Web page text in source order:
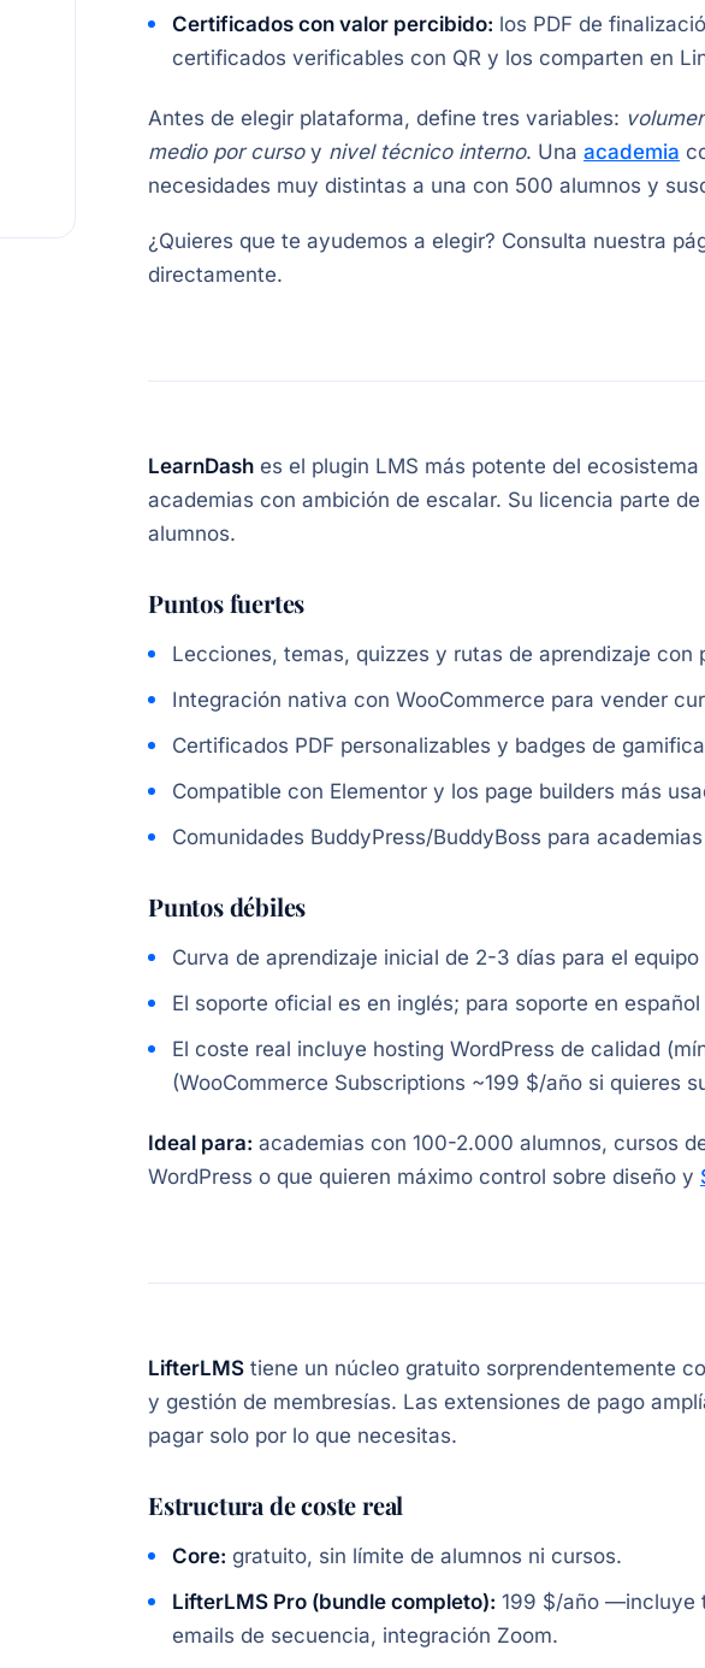
Certificados con valor percibido: los PDF de
certificados verificables con QR y los comparten en
Antes de elegir plataforma, define tres variables:
medio por cursoy nivel técnico interno. Una academia
necesidades muy distintas a una con 500 alumnos y
¿Quieres que te ayudemos a elegir? Consulta nuestra
directamente.
LearnDash es el plugin LMS más potente del
academias con ambición de escalar. Su licencia parte de
alumnos.
Puntos fuertes
Lecciones, temas, quizzes y rutas de aprendizaje con
Integración nativa con WooCommerce para vender
Certificados PDF personalizables y badges de
Compatible con Elementor y los page builders más
Comunidades BuddyPress/BuddyBoss para
Puntos débiles
Curva de aprendizaje inicial de 2-3 días para el
El soporte oficial es en inglés; para soporte en
El coste real incluye hosting WordPress de calidad
(WooCommerce Subscriptions ~199 $/año si quieres
Ideal para: academias con 100-2.000 alumnos, cursos
WordPress o que quieren máximo control sobre diseño y
LifterLMS tiene un núcleo gratuito sorprendentemente
y gestión de membresías. Las extensiones de pago
pagar solo por lo que necesitas.
Estructura de coste real
Core: gratuito, sin límite de alumnos ni cursos.
LifterLMS Pro (bundle completo): 199 $/año —incluye
emails de secuencia, integración Zoom.